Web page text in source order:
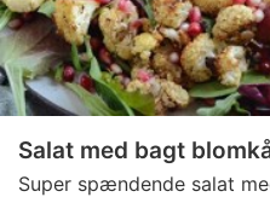
Salat med bagt
Super spændende salat